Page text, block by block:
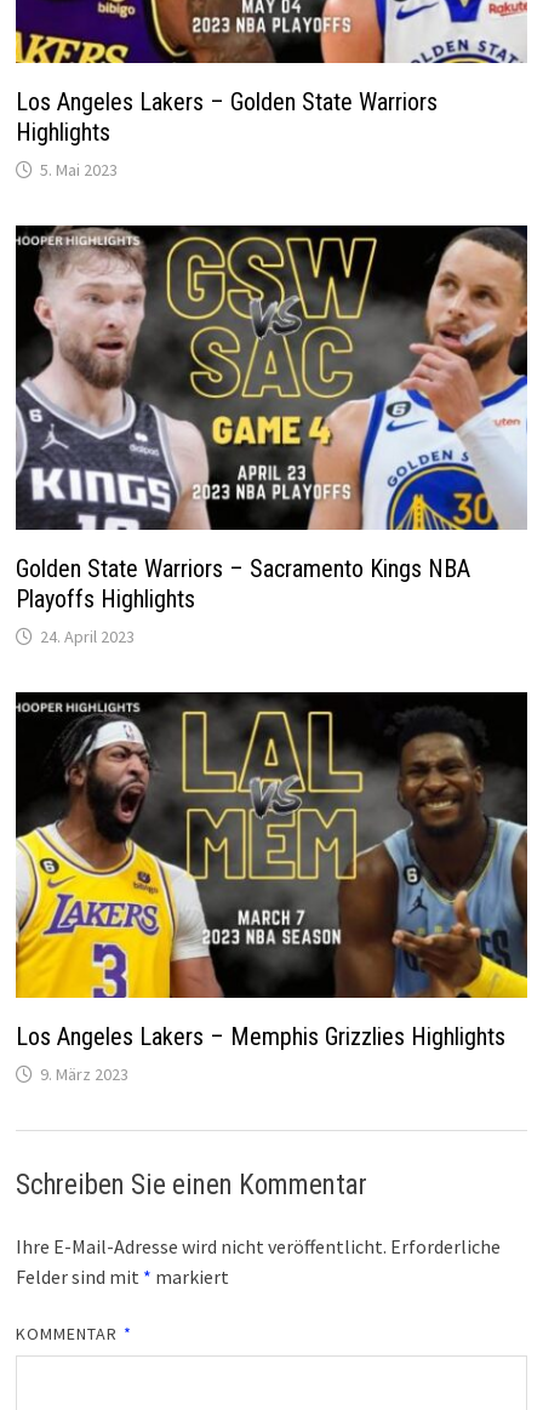
Los Angeles Lakers – Golden State Warriors
Highlights
5. Mai 2023
Golden State Warriors – Sacramento Kings NBA
Playoffs Highlights
24. April 2023
Los Angeles Lakers – Memphis Grizzlies Highlights
9. März 2023
Schreiben Sie einen Kommentar
Ihre E-Mail-Adresse wird nicht veröffentlicht. Erforderliche
Felder sind mit * markiert
KOMMENTAR *